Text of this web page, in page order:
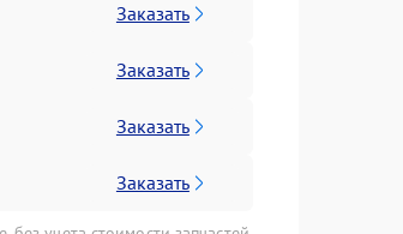
Заказать
Заказать
Заказать
Заказать